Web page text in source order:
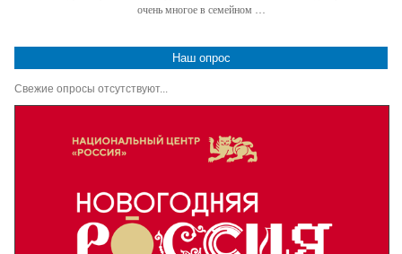
очень многое в семейном …
Наш опрос
Свежие опросы отсутствуют...